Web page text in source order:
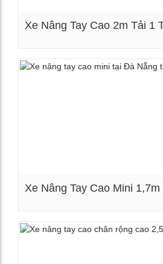
Xe Nâng Tay Cao 2m Tải 1
Xe Nâng Tay Cao Mini